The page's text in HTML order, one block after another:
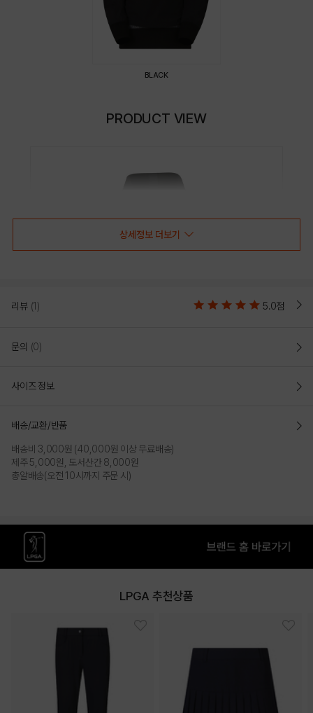
BLACK
PRODUCT VIEW
상세정보 더보기
리뷰 (1) 5.0점
문의 (0)
사이즈 정보
배송/교환/반품
배송비 3,000원 (40,000원 이상 무료배송)
제주 5,000원, 도서산간 8,000원
총알배송(오전 10시까지 주문 시)
LPGA 추천상품